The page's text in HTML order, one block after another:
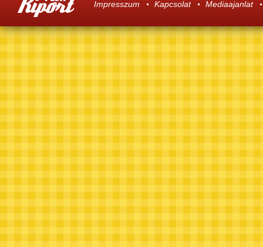
Impresszum Kapcsolat Mediaajanlat